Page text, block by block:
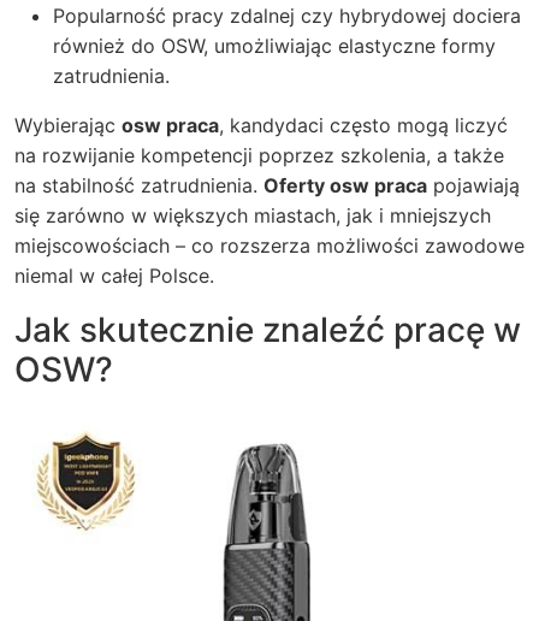
Popularność pracy zdalnej czy hybrydowej dociera
również do OSW, umożliwiając elastyczne formy
zatrudnienia.
Wybierając osw praca, kandydaci często mogą liczyć
na rozwijanie kompetencji poprzez szkolenia, a także
na stabilność zatrudnienia. Oferty osw praca pojawiają
się zarówno w większych miastach, jak i mniejszych
miejscowościach – co rozszerza możliwości zawodowe
niemal w całej Polsce.
Jak skutecznie znaleźć pracę w
OSW?